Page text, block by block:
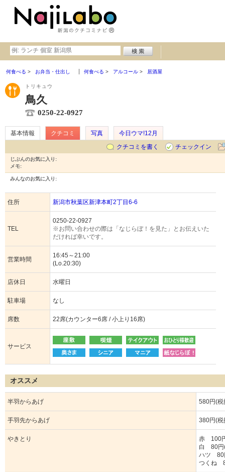
何食べる お弁当・仕出し 何食べる アルコール 居酒屋
トリキュウ
鳥久
0250-22-0927
基本情報 クチコミ 写真
今日ウマ!12月
クチコミを書く
チェックイン
じぶんのお気に入り:
メモ:
みんなのお気に入り:
住所 新潟市秋葉区新津本町2丁目6-6
TEL
0250-22-0927
※お問い合わせの際は「なじらぼ！を見た」とお伝えいた
だければ幸いです。
営業時間
16:45～21:00
(Lo.20:30)
店休日 水曜日
駐車場 なし
席数 22席(カウンター6席 / 小上り16席)
サービス
オススメ
半羽からあげ 580円(税
手羽先からあげ 380円(税
やきとり
赤 100
白 80円
ハツ 80
つくね